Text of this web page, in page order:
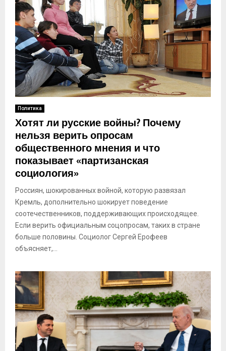
Политика
Хотят ли русские войны? Почему
нельзя верить опросам
общественного мнения и что
показывает «партизанская
социология»
Россиян, шокированных войной, которую развязал
Кремль, дополнительно шокирует поведение
соотечественников, поддерживающих происходящее.
Если верить официальным соцопросам, таких в стране
больше половины. Социолог Сергей Ерофеев
объясняет,...